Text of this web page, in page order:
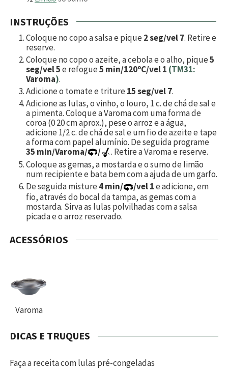
INSTRUÇÕES
Coloque no copo a salsa e pique2 seg/vel 7. Retire e
reserve.
Coloque no copo o azeite, a cebola e o alho, pique5
seg/vel 5e refogue5 min/120ºC/vel 1 (TM31:
Varoma).
Adicione o tomate e triture15 seg/vel 7.
Adicione as lulas, o vinho, o louro, 1 c. de chá de sal e
a pimenta. Coloque a Varoma com uma forma de
coroa (0 20 cm aprox.), pese o arroz e a água,
adicione 1/2 c. de chá de sal e um fio de azeite e tape
a forma com papel alumínio. De seguida programe
35 min/Varoma/
/
. Retire a Varoma e reserve.
Coloque as gemas, a mostarda e o sumo de limão
num recipiente e bata bem com a ajuda de um garfo.
De seguida misture4 min/ /vel 1e adicione, em
fio, através do bocal da tampa, as gemas com a
mostarda. Sirva as lulas polvilhadas com a salsa
picada e o arroz reservado.
ACESSÓRIOS
Varoma
DICAS E TRUQUES
Faça a receita com lulas pré-congeladas